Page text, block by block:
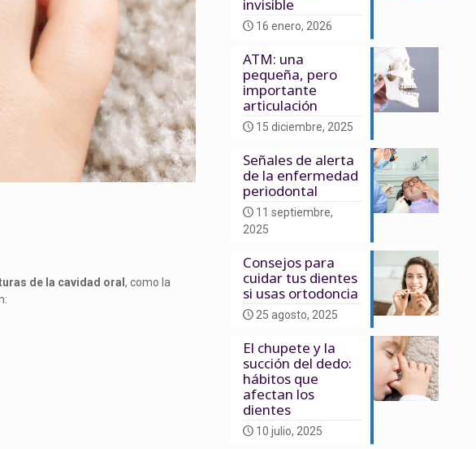
de la cavidad oral, como la
invisible
16 enero, 2026
ATM: una
pequeña, pero
importante
articulación
15 diciembre, 2025
Señales de alerta
de la enfermedad
periodontal
11 septiembre,
2025
Consejos para
cuidar tus dientes
si usas ortodoncia
25 agosto, 2025
El chupete y la
succión del dedo:
hábitos que
afectan los
dientes
10 julio, 2025